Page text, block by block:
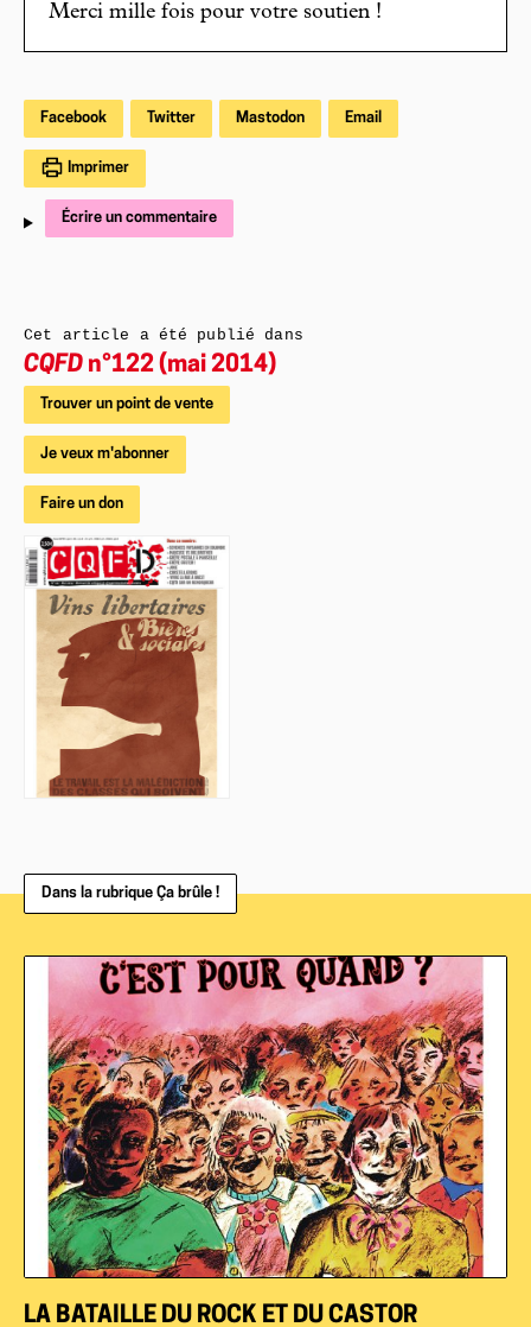
Merci mille fois pour votre soutien !
Facebook Twitter Mastodon Email
Imprimer
Écrire un commentaire
Cet article a été publié dans
CQFD n°122 (mai 2014)
Trouver un point de vente
Je veux m'abonner
Faire un don
Dans la rubrique Ça brûle !
LA BATAILLE DU ROCK ET DU CASTOR